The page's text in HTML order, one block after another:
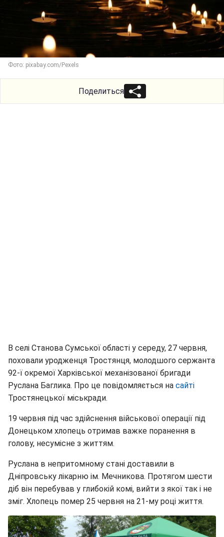
Фото: pixabay.com/Pexels
Поделиться
В селі Станова Сумської області у середу, 27 червня,
поховали уродженця Тростянця, молодшого сержанта
92-ї окремої Харківської механізованої бригади
Руслана Баглика. Про це повідомляється на сайті
Тростянецької міськради.
19 червня під час здійснення військової операції під
Донецьком хлопець отримав важке поранення в
голову, несумісне з життям.
Руслана в непритомному стані доставили в
Дніпровську лікарню ім. Мечникова. Протягом шести
діб він перебував у глибокій комі, вийти з якої так і не
зміг. Хлопець помер 25 червня на 21-му році життя.